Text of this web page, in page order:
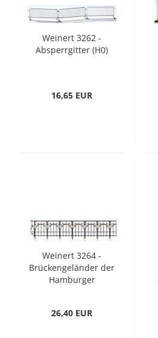
Weinert 3262 -
Absperrgitter (H0)
16,65 EUR
Weinert 3264 -
Brückengeländer der
Hamburger
26,40 EUR